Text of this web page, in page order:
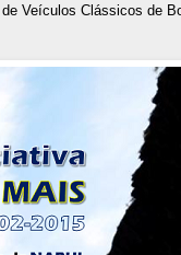
Veículos Clássicos de